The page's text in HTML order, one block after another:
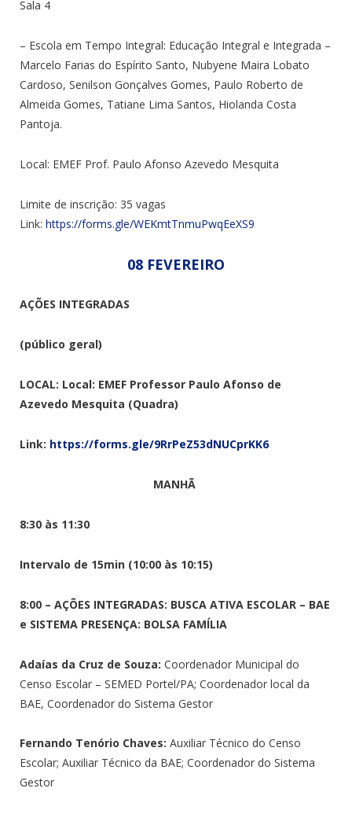
Sala 4
– Escola em Tempo Integral: Educação Integral e Integrada –
Marcelo Farias do Espírito Santo, Nubyene Maira Lobato
Cardoso, Senilson Gonçalves Gomes, Paulo Roberto de
Almeida Gomes, Tatiane Lima Santos, Hiolanda Costa
Pantoja.
Local: EMEF Prof. Paulo Afonso Azevedo Mesquita
Limite de inscrição: 35 vagas
Link: https://forms.gle/WEKmtTnmuPwqEeXS9
08 FEVEREIRO
AÇÕES INTEGRADAS
(público geral)
LOCAL: Local: EMEF Professor Paulo Afonso de
Azevedo Mesquita (Quadra)
Link: https://forms.gle/9RrPeZ53dNUCprKK6
MANHÃ
8:30 às 11:30
Intervalo de 15min (10:00 às 10:15)
8:00 – AÇÕES INTEGRADAS: BUSCA ATIVA ESCOLAR – BAE
e SISTEMA PRESENÇA: BOLSA FAMÍLIA
Adaías da Cruz de Souza: Coordenador Municipal do
Censo Escolar – SEMED Portel/PA; Coordenador local da
BAE, Coordenador do Sistema Gestor
Fernando Tenório Chaves: Auxiliar Técnico do Censo
Escolar; Auxiliar Técnico da BAE; Coordenador do Sistema
Gestor